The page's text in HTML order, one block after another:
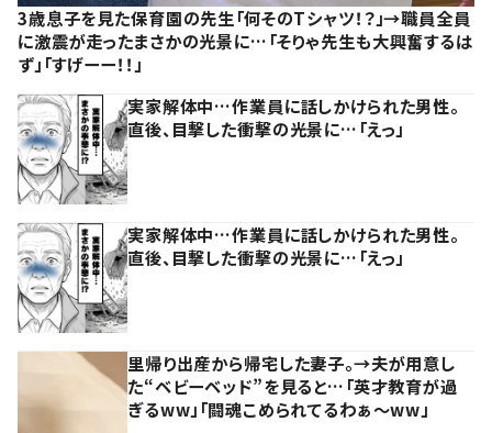
3歳息子を見た保育園の先生「何そのTシャツ！？」→職員全員
に激震が走ったまさかの光景に…「そりゃ先生も大興奮するは
ず」「すげーー！！」
実家解体中…作業員に話しかけられた男性。
直後、目撃した衝撃の光景に…「えっ」
実家解体中…作業員に話しかけられた男性。
直後、目撃した衝撃の光景に…「えっ」
里帰り出産から帰宅した妻子。→夫が用意し
た“ベビーベッド”を見ると…「英才教育が過
ぎるww」「闘魂こめられてるわぁ～ww」